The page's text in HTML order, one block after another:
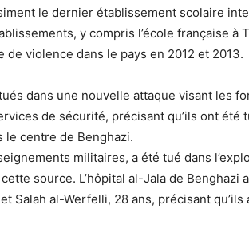
le dernier établissement scolaire
y compris l’école française à
violence dans le pays en 2012 et 2013.
dans une nouvelle attaque visant les
de sécurité, précisant qu’ils ont été
le centre de Benghazi.
militaires, a été tué dans
source. L’hôpital al-Jala de Benghazi
Salah al-Werfelli, 28 ans, précisant qu’ils